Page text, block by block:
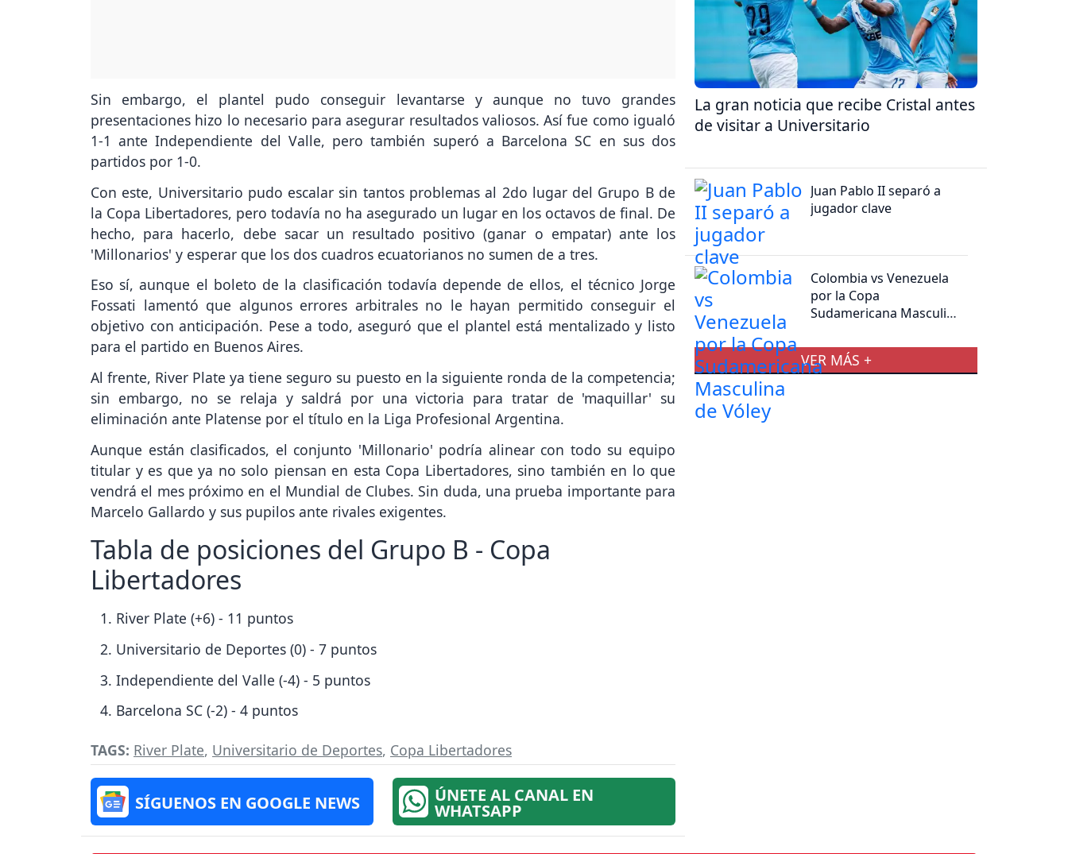
Sin embargo, el plantel pudo conseguir levantarse y aunque no tuvo grandes
presentaciones hizo lo necesario para asegurar resultados valiosos. Así fue como igualó
1-1 ante Independiente del Valle, pero también superó a Barcelona SC en sus dos
partidos por 1-0.
Con este, Universitario pudo escalar sin tantos problemas al 2do lugar del Grupo B de
la Copa Libertadores, pero todavía no ha asegurado un lugar en los octavos de final. De
hecho, para hacerlo, debe sacar un resultado positivo (ganar o empatar) ante los
'Millonarios' y esperar que los dos cuadros ecuatorianos no sumen de a tres.
Eso sí, aunque el boleto de la clasificación todavía depende de ellos, el técnico Jorge
Fossati lamentó que algunos errores arbitrales no le hayan permitido conseguir el
objetivo con anticipación. Pese a todo, aseguró que el plantel está mentalizado y listo
para el partido en Buenos Aires.
Al frente, River Plate ya tiene seguro su puesto en la siguiente ronda de la competencia;
sin embargo, no se relaja y saldrá por una victoria para tratar de 'maquillar' su
eliminación ante Platense por el título en la Liga Profesional Argentina.
Aunque están clasificados, el conjunto 'Millonario' podría alinear con todo su equipo
titular y es que ya no solo piensan en esta Copa Libertadores, sino también en lo que
vendrá el mes próximo en el Mundial de Clubes. Sin duda, una prueba importante para
Marcelo Gallardo y sus pupilos ante rivales exigentes.
Tabla de posiciones del Grupo B - Copa
Libertadores
River Plate (+6) - 11 puntos
Universitario de Deportes (0) - 7 puntos
Independiente del Valle (-4) - 5 puntos
Barcelona SC (-2) - 4 puntos
TAGS: River Plate, Universitario de Deportes, Copa Libertadores
SÍGUENOS EN GOOGLE NEWS ÚNETE AL CANAL EN
WHATSAPP
La gran noticia que recibe Cristal antes
de visitar a Universitario
Juan Pablo II separó a
jugador clave
Colombia vs Venezuela
por la Copa
Sudamericana Masculina
VER MÁS +